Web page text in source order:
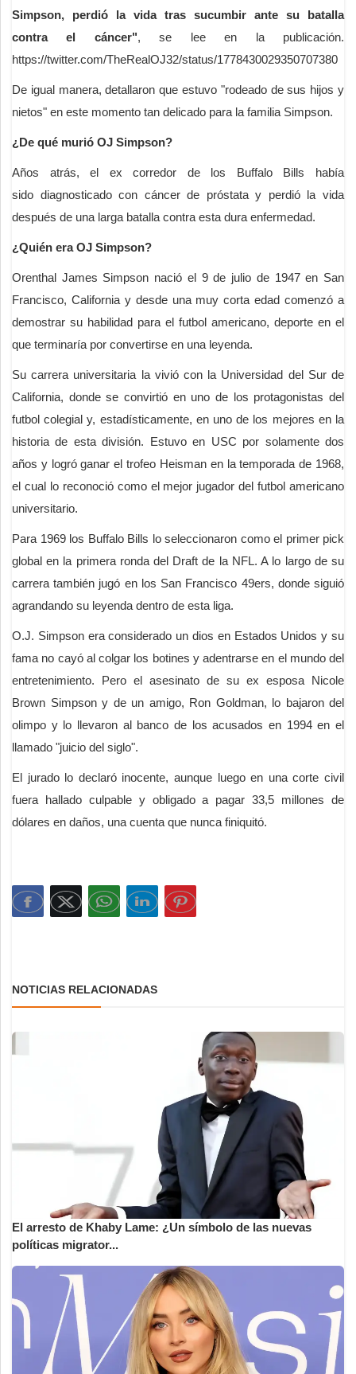
Simpson, perdió la vida tras sucumbir ante su batalla
contra el cáncer", se lee en la publicación.
https://twitter.com/TheRealOJ32/status/1778430029350707380
De igual manera, detallaron que estuvo "rodeado de sus hijos y
nietos" en este momento tan delicado para la familia Simpson.
¿De qué murió OJ Simpson?
Años atrás, el ex corredor de los Buffalo Bills había
sido diagnosticado con cáncer de próstata y perdió la vida
después de una larga batalla contra esta dura enfermedad.
¿Quién era OJ Simpson?
Orenthal James Simpson nació el 9 de julio de 1947 en San
Francisco, California y desde una muy corta edad comenzó a
demostrar su habilidad para el futbol americano, deporte en el
que terminaría por convertirse en una leyenda.
Su carrera universitaria la vivió con la Universidad del Sur de
California, donde se convirtió en uno de los protagonistas del
futbol colegial y, estadísticamente, en uno de los mejores en la
historia de esta división. Estuvo en USC por solamente dos
años y logró ganar el trofeo Heisman en la temporada de 1968,
el cual lo reconoció como el mejor jugador del futbol americano
universitario.
Para 1969 los Buffalo Bills lo seleccionaron como el primer pick
global en la primera ronda del Draft de la NFL. A lo largo de su
carrera también jugó en los San Francisco 49ers, donde siguió
agrandando su leyenda dentro de esta liga.
O.J. Simpson era considerado un dios en Estados Unidos y su
fama no cayó al colgar los botines y adentrarse en el mundo del
entretenimiento. Pero el asesinato de su ex esposa Nicole
Brown Simpson y de un amigo, Ron Goldman, lo bajaron del
olimpo y lo llevaron al banco de los acusados en 1994 en el
llamado "juicio del siglo".
El jurado lo declaró inocente, aunque luego en una corte civil
fuera hallado culpable y obligado a pagar 33,5 millones de
dólares en daños, una cuenta que nunca finiquitó.
NOTICIAS RELACIONADAS
El arresto de Khaby Lame: ¿Un símbolo de las nuevas
políticas migrator...